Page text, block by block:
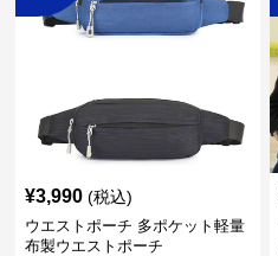
¥3,990 (税込)
ウエストポーチ 多ポケット軽量
布製ウエストポーチ